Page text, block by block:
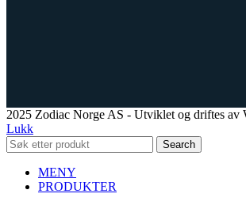
2025 Zodiac Norge AS - Utviklet og driftes av
Lukk
Search
MENY
PRODUKTER